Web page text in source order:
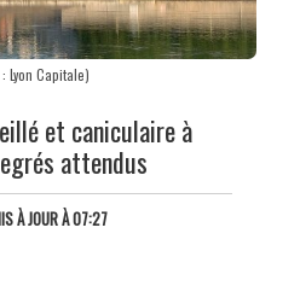
Lyon Capitale)
et caniculaire à
attendus
À JOUR À 07:27